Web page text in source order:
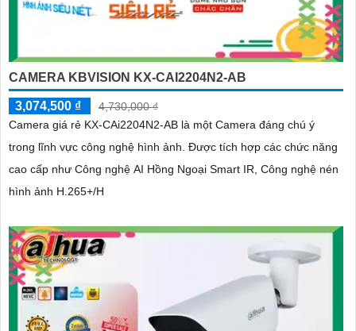
CAMERA KBVISION KX-CAI2204N2-AB
3,074,500 ₫
4,730,000 ₫
Camera giá rẻ KX-CAi2204N2-AB là một Camera đáng chú ý
trong lĩnh vực công nghệ hình ảnh. Được tích hợp các chức năng
cao cấp như Công nghệ AI Hồng Ngoại Smart IR, Công nghệ nén
hình ảnh H.265+/H